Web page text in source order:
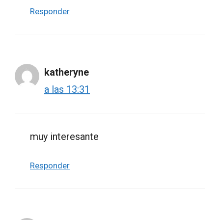
Responder
katheryne
a las 13:31
muy interesante
Responder